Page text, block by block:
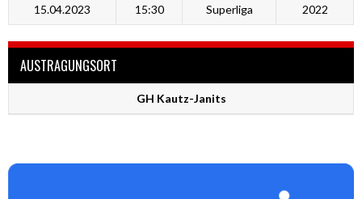
15.04.2023 15:30 Superliga 2022
AUSTRAGUNGSORT
GH Kautz-Janits